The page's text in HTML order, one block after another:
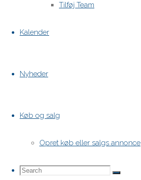
Tilføj Team
Kalender
Nyheder
Køb og salg
Opret køb eller salgs annonce
Search
Search
Search